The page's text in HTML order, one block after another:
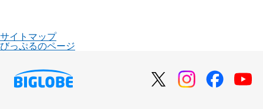
サイトマップ
びっぷるのページ